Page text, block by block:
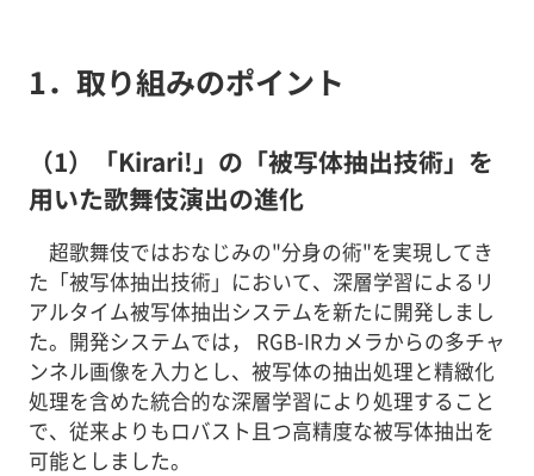
1．取り組みのポイント
（1）「Kirari!」の「被写体抽出技術」を
用いた歌舞伎演出の進化
超歌舞伎ではおなじみの"分身の術"を実現してき
た「被写体抽出技術」において、深層学習によるリ
アルタイム被写体抽出システムを新たに開発しまし
た。開発システムでは， RGB-IRカメラからの多チャ
ンネル画像を入力とし、被写体の抽出処理と精緻化
処理を含めた統合的な深層学習により処理すること
で、従来よりもロバスト且つ高精度な被写体抽出を
可能としました。